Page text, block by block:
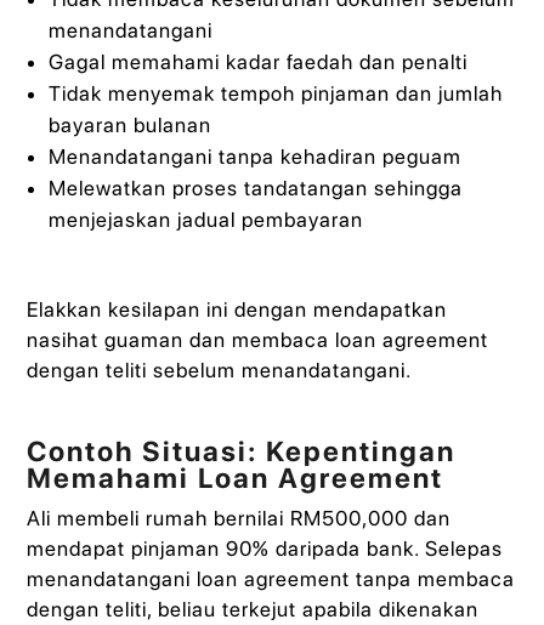
menandatangani
Gagal memahami kadar faedah dan penalti
Tidak menyemak tempoh pinjaman dan jumlah
bayaran bulanan
Menandatangani tanpa kehadiran peguam
Melewatkan proses tandatangan sehingga
menjejaskan jadual pembayaran
Elakkan kesilapan ini dengan mendapatkan
nasihat guaman dan membaca loan agreement
dengan teliti sebelum menandatangani.
Contoh Situasi: Kepentingan
Memahami Loan Agreement
Ali membeli rumah bernilai RM500,000 dan
mendapat pinjaman 90% daripada bank. Selepas
menandatangani loan agreement tanpa membaca
dengan teliti, beliau terkejut apabila dikenakan